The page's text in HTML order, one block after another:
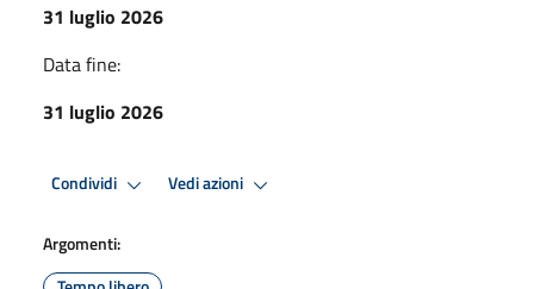
31 luglio 2026
Data fine:
31 luglio 2026
Condividi Vedi azioni
Argomenti: